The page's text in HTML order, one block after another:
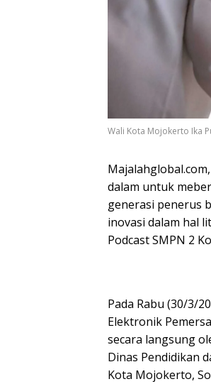
Wali Kota Mojokerto Ika
dalam untuk
generasi penerus
inovasi dalam hal
Podcast SMPN 2
Pada Rabu (30/3/
Elektronik
secara langsung
Dinas Pendidikan
Kota Mojokerto,